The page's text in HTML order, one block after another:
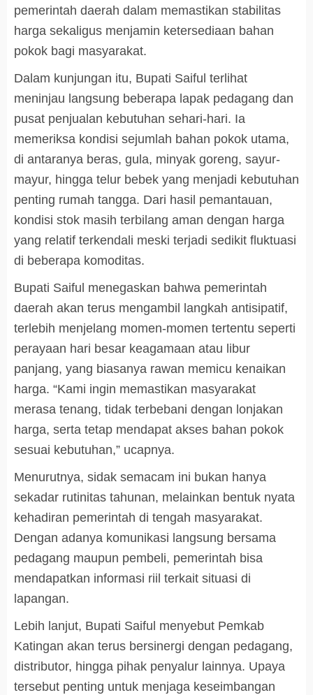
pemerintah daerah dalam memastikan stabilitas
harga sekaligus menjamin ketersediaan bahan
pokok bagi masyarakat.
Dalam kunjungan itu, Bupati Saiful terlihat
meninjau langsung beberapa lapak pedagang dan
pusat penjualan kebutuhan sehari-hari. Ia
memeriksa kondisi sejumlah bahan pokok utama,
di antaranya beras, gula, minyak goreng, sayur-
mayur, hingga telur bebek yang menjadi kebutuhan
penting rumah tangga. Dari hasil pemantauan,
kondisi stok masih terbilang aman dengan harga
yang relatif terkendali meski terjadi sedikit fluktuasi
di beberapa komoditas.
Bupati Saiful menegaskan bahwa pemerintah
daerah akan terus mengambil langkah antisipatif,
terlebih menjelang momen-momen tertentu seperti
perayaan hari besar keagamaan atau libur
panjang, yang biasanya rawan memicu kenaikan
harga. “Kami ingin memastikan masyarakat
merasa tenang, tidak terbebani dengan lonjakan
harga, serta tetap mendapat akses bahan pokok
sesuai kebutuhan,” ucapnya.
Menurutnya, sidak semacam ini bukan hanya
sekadar rutinitas tahunan, melainkan bentuk nyata
kehadiran pemerintah di tengah masyarakat.
Dengan adanya komunikasi langsung bersama
pedagang maupun pembeli, pemerintah bisa
mendapatkan informasi riil terkait situasi di
lapangan.
Lebih lanjut, Bupati Saiful menyebut Pemkab
Katingan akan terus bersinergi dengan pedagang,
distributor, hingga pihak penyalur lainnya. Upaya
tersebut penting untuk menjaga keseimbangan